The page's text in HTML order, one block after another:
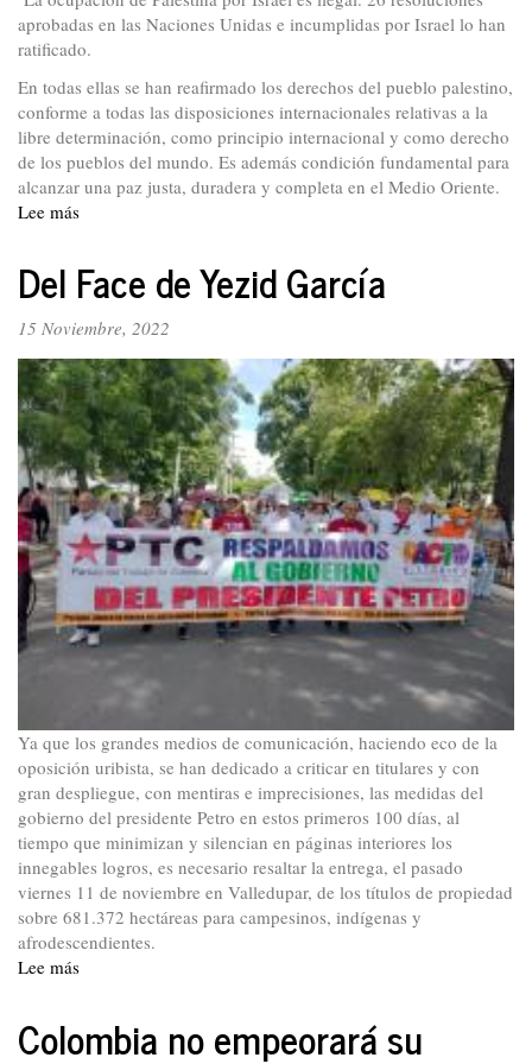
aprobadas en las Naciones Unidas e incumplidas por Israel lo han
ratificado.
En todas ellas se han reafirmado los derechos del pueblo palestino,
conforme a todas las disposiciones internacionales relativas a la
libre determinación, como principio internacional y como derecho
de los pueblos del mundo. Es además condición fundamental para
alcanzar una paz justa, duradera y completa en el Medio Oriente.
Lee más
a
es
innegociable
Del Face de Yezid García
15 Noviembre, 2022
Ya que los grandes medios de comunicación, haciendo eco de la
oposición uribista, se han dedicado a criticar en titulares y con
gran despliegue, con mentiras e imprecisiones, las medidas del
gobierno del presidente Petro en estos primeros 100 días, al
tiempo que minimizan y silencian en páginas interiores los
innegables logros, es necesario resaltar la entrega, el pasado
viernes 11 de noviembre en Valledupar, de los títulos de propiedad
sobre 681.372 hectáreas para campesinos, indígenas y
afrodescendientes.
Lee más
de
Colombia no empeorará su